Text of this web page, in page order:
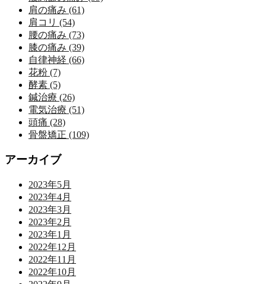
肩の痛み (61)
肩コリ (54)
腰の痛み (73)
膝の痛み (39)
自律神経 (66)
花粉 (7)
酵素 (5)
鍼治療 (26)
電気治療 (51)
頭痛 (28)
骨盤矯正 (109)
アーカイブ
2023年5月
2023年4月
2023年3月
2023年2月
2023年1月
2022年12月
2022年11月
2022年10月